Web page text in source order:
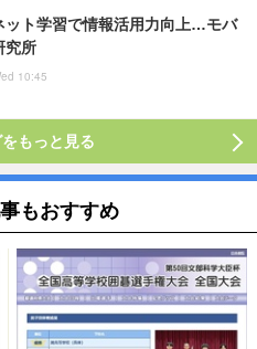
ット学習で情報活用力向上…モバ
究所
10:45
もっと見る
もおすすめ